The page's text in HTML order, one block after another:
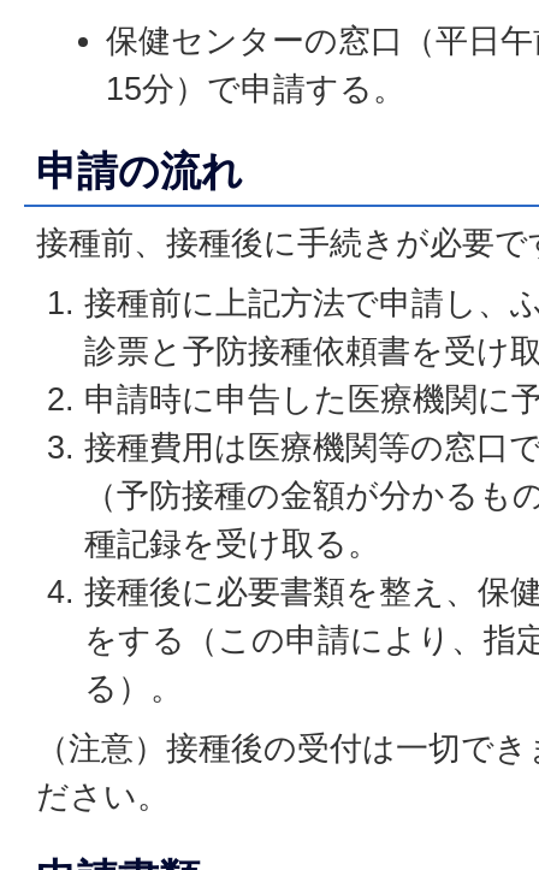
保健センターの窓口（平日
15分）で申請する。
申請の流れ
接種前、接種後に手続きが必要で
接種前に上記方法で申請し、
診票と予防接種依頼書を受け
申請時に申告した医療機関に
接種費用は医療機関等の窓口
（予防接種の金額が分かるも
種記録を受け取る。
接種後に必要書類を整え、保
をする（この申請により、指
る）。
（注意）接種後の受付は一切で
ださい。